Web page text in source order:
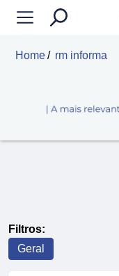
Home rm informa
Filtros:
Geral